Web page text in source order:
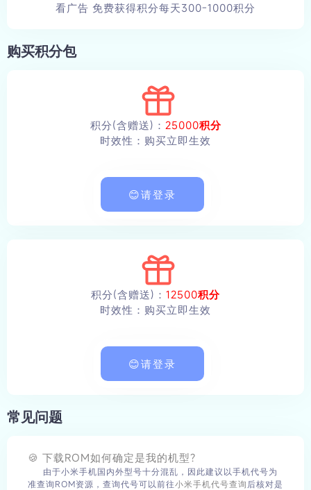
看广告 免费获得积分每天300-1000积分
购买积分包
积分(含赠送)： 25000积分
时效性：购买立即生效
😊请登录
积分(含赠送)： 12500积分
时效性：购买立即生效
😊请登录
常见问题
🍪 下载ROM如何确定是我的机型?
由于小米手机国内外型号十分混乱，因此建议以手机代号为
准查询ROM资源，查询代号可以前往小米手机代号查询 后核对是